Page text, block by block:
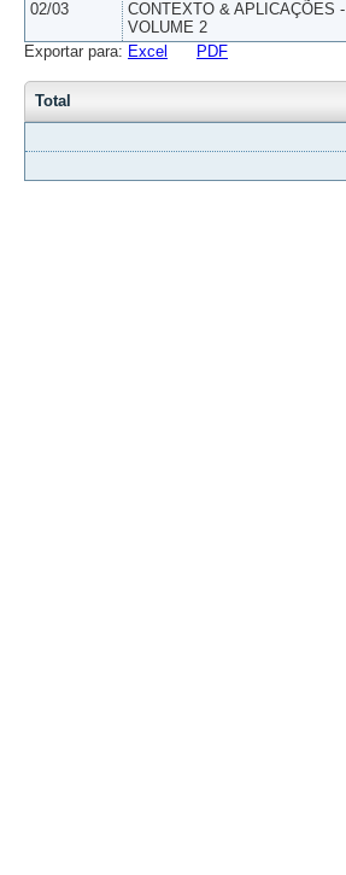
02/03
CONTEXTO & APLICAÇÕES -
VOLUME 2
Exportar para: Excel PDF
Total